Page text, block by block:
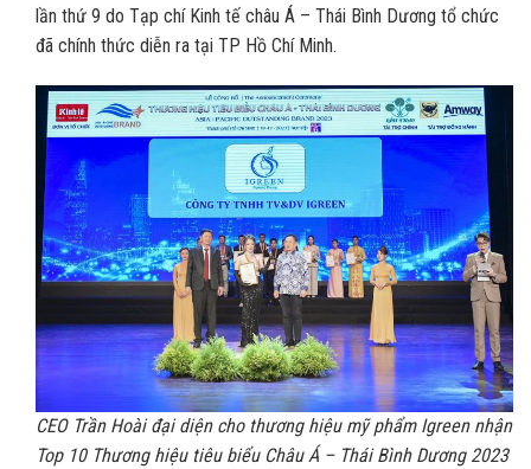
lần thứ 9 do Tạp chí Kinh tế châu Á – Thái Bình Dương tổ chức
đã chính thức diễn ra tại TP Hồ Chí Minh.
CEO Trần Hoài đại diện cho thương hiệu mỹ phẩm Igreen nhận
Top 10 Thương hiệu tiêu biểu Châu Á – Thái Bình Dương 2023